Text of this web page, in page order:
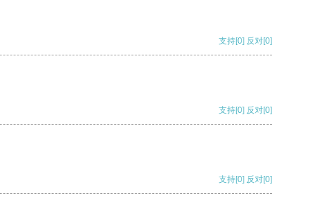
支持[0] 反对[0]
支持[0] 反对[0]
支持[0] 反对[0]